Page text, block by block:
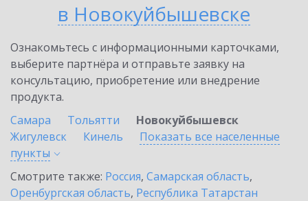
в Новокуйбышевске
Ознакомьтесь с информационными карточками,
выберите партнёра и отправьте заявку на
консультацию, приобретение или внедрение
продукта.
Самара
Тольятти
Новокуйбышевск
Жигулевск
Кинель
Показать все населенные
пункты
Смотрите также: Россия, Самарская область,
Оренбургская область, Республика Татарстан